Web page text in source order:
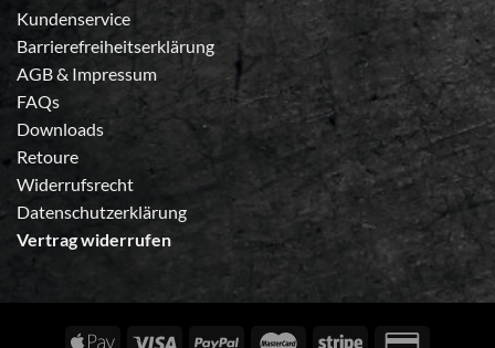
Kundenservice
Barrierefreiheitserklärung
AGB& Impressum
FAQs
Downloads
Retoure
Widerrufsrecht
Datenschutzerklärung
Vertrag widerrufen